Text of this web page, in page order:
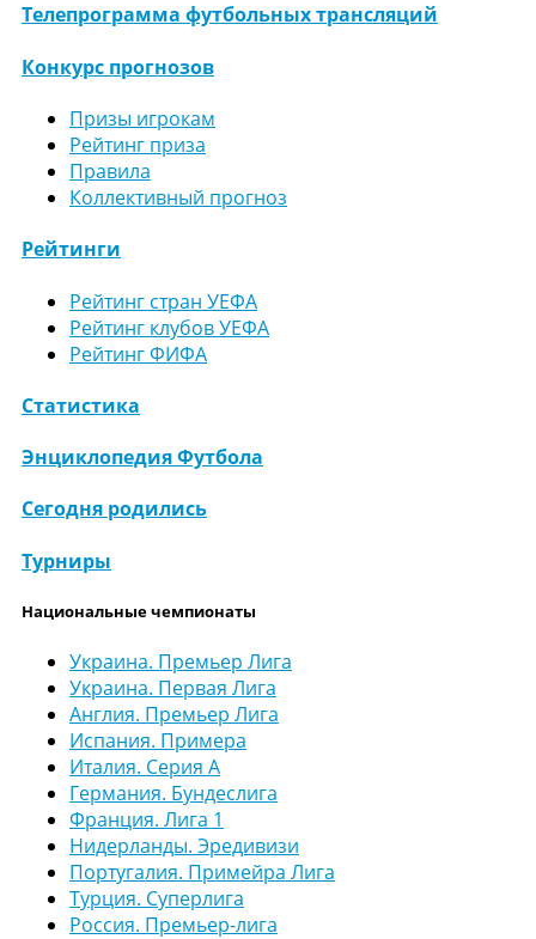
Телепрограмма футбольных трансляций
Конкурс прогнозов
Призы игрокам
Рейтинг приза
Правила
Коллективный прогноз
Рейтинги
Рейтинг стран УЕФА
Рейтинг клубов УЕФА
Рейтинг ФИФА
Статистика
Энциклопедия Футбола
Сегодня родились
Турниры
Национальные чемпионаты
Украина. Премьер Лига
Украина. Первая Лига
Англия. Премьер Лига
Испания. Примера
Италия. Серия А
Германия. Бундеслига
Франция. Лига 1
Нидерланды. Эредивизи
Португалия. Примейра Лига
Турция. Суперлига
Россия. Премьер-лига